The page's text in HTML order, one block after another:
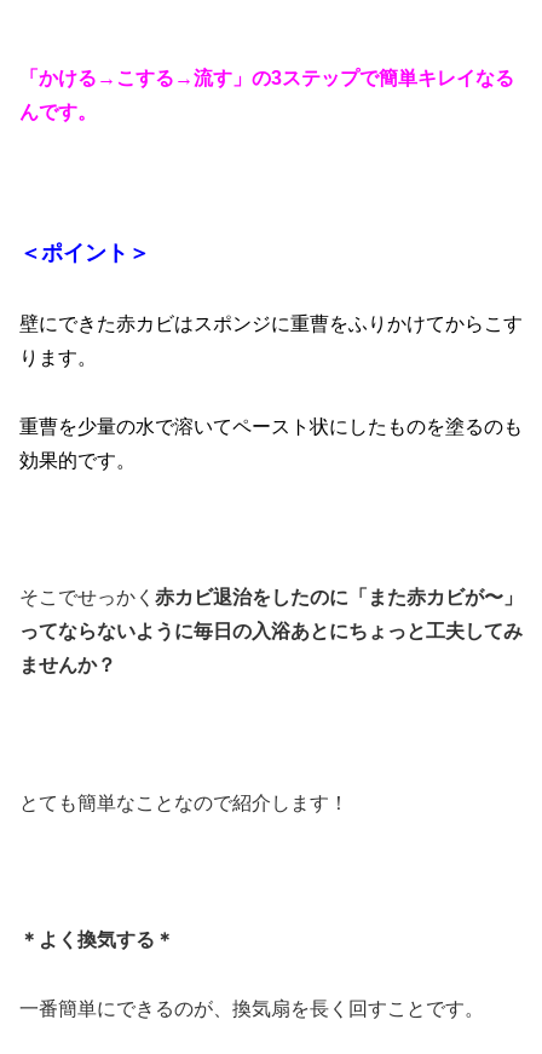
「かける→こする→流す」の3ステップで簡単キレイなる
んです。
＜ポイント＞
壁にできた赤カビはスポンジに重曹をふりかけてからこす
ります。
重曹を少量の水で溶いてペースト状にしたものを塗るのも
効果的です。
そこでせっかく 赤カビ退治をしたのに「また赤カビが〜」
ってならないように毎日の入浴あとにちょっと工夫してみ
ませんか？
とても簡単なことなので紹介します！
＊よく換気する＊
一番簡単にできるのが、換気扇を長く回すことです。